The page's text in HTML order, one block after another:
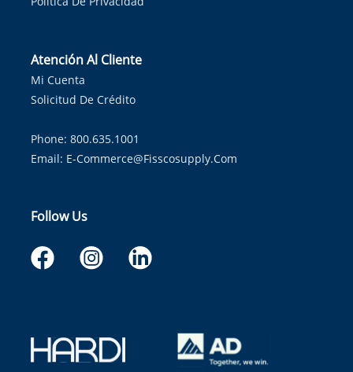
Atención Al Cliente
Mi Cuenta
Solicitud De Crédito
Phone: 800.635.1001
Email: E-Commerce@fisscosupply.com
Follow Us